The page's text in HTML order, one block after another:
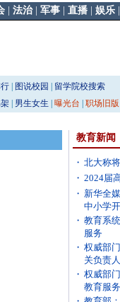
| 法治| 军事| 直播| 娱乐|
| 图说校园
留学院校搜索
| 男生女生 曝光台 职场旧版